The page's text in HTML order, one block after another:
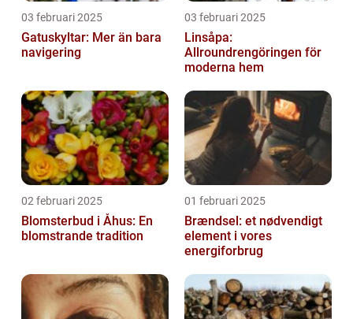
03 februari 2025
Gatuskyltar: Mer än bara
navigering
03 februari 2025
Linsåpa:
Allroundrengöringen för
moderna hem
02 februari 2025
Blomsterbud i Åhus: En
blomstrande tradition
01 februari 2025
Brændsel: et nødvendigt
element i vores
energiforbrug